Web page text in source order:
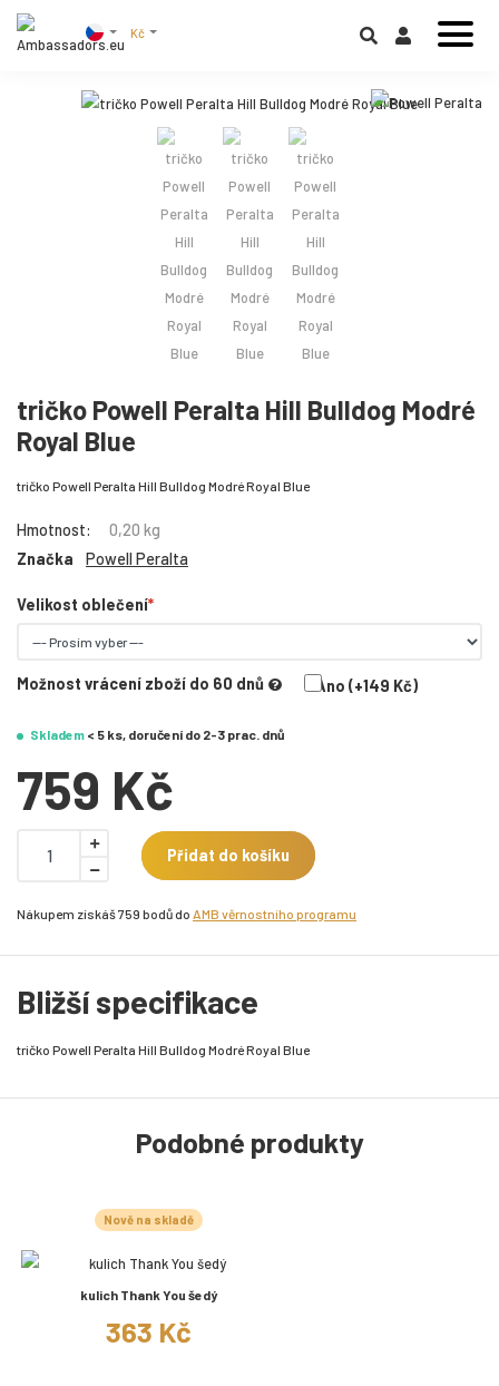
Kč
tričko Powell Peralta Hill Bulldog Modré
Royal Blue
tričko Powell Peralta Hill Bulldog Modré Royal Blue
Hmotnost:
0,20 kg
Značka
Powell Peralta
Velikost oblečení
Možnost vrácení zboží do 60 dnů Ano (+149 Kč)
Skladem < 5 ks, doručení do 2-3 prac. dnů
759 Kč
Přidat do košíku
Nákupem získáš 759 bodů do AMB věrnostního programu
Bližší specifikace
tričko Powell Peralta Hill Bulldog Modré Royal Blue
Podobné produkty
Nově na skladě
kulich Thank You šedý
363 Kč